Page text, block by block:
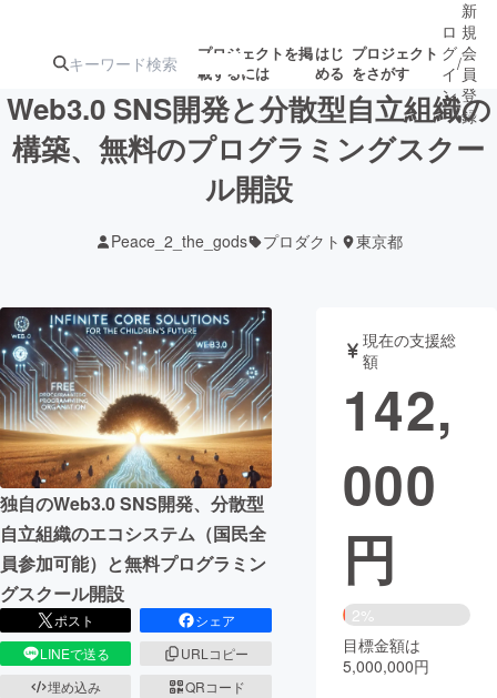
プロジェクトを掲
載するには
はじ
める
プロジェクト
をさがす
注目の新着プロ募集終了が近いプ
テクノロジー・ガジェット
映像・映画 書籍・雑誌
ビジネス・起業 チャレンジ
まちづくり・地域活性化
CAMPFIRE for Social Good CAMPFIRE Creation
CAMPFIREふるさと納税
コミュニティ
ロ
グ
イ
ン
/
新
規
会
員
登
録
Web3.0 SNS開発と分散型自立組織の
構築、無料のプログラミングスクー
ル開設
Peace_2_the_gods プロダクト 東京都
独自のWeb3.0 SNS開発、分散型
自立組織のエコシステム（国民全
員参加可能）と無料プログラミン
グスクール開設
ポスト
シェア
LINEで送る
URLコピー
埋め込み
QRコード
現在の支援総
額
142,
000
円
2%
目標金額は
5,000,000円